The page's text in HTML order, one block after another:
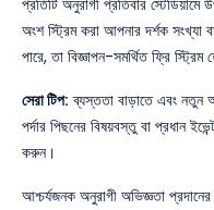
প্রতিটি অনুরাগী প্রতিবার
অংশ স্ট্রিম করা আপনার দর্শক
পারে, তা বিজ্ঞাপন-সমর্থিত ফ্রি
সেরা টিপ: ব্যস্ততা বাড়াতে এবং নতুন
পর্দার পিছনের বিষয়বস্তু বা প্রধান
করুন।
আশ্চর্যজনক অনুরাগী অভিজ্ঞতা